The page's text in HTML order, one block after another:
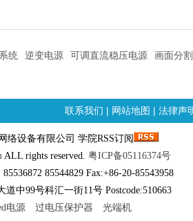
统 逆变电源 可调直流稳压电源 画面分
联系我们 | 网站地图 | 法律声
络设备有限公司 学院RSS订阅
ALL rights reserved. 粤ICP备05116374号
85544829 Fax:+86-20-85543958
中99号科汇一街11号 Postcode:510663
电源
过电压保护器 光端机